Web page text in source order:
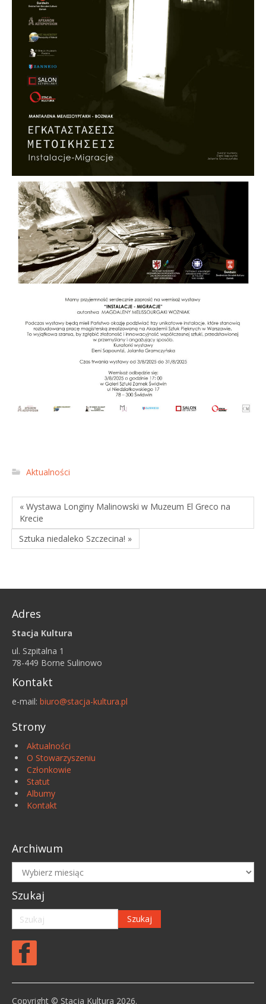
Aktualności
« Wystawa Longiny Malinowski w Muzeum El Greco na
Krecie
Sztuka niedaleko Szczecina! »
Adres
Stacja Kultura
ul. Szpitalna 1
78-449 Borne Sulinowo
Kontakt
e-mail: biuro@stacja-kultura.pl
Strony
Aktualności
O Stowarzyszeniu
Członkowie
Statut
Albumy
Kontakt
Archiwum
Archiwum
Szukaj
Copyright © Stacja Kultura 2026.